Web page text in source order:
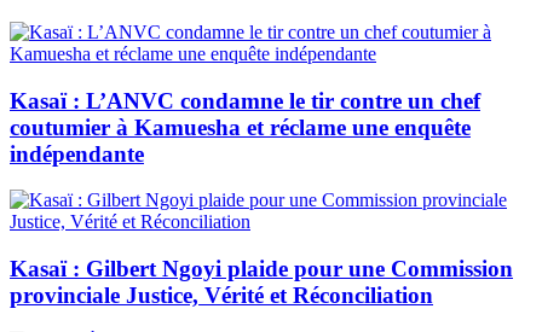
Kasaï : L’ANVC condamne le tir contre un chef
coutumier à Kamuesha et réclame une enquête
indépendante
Kasaï : Gilbert Ngoyi plaide pour une Commission
provinciale Justice, Vérité et Réconciliation